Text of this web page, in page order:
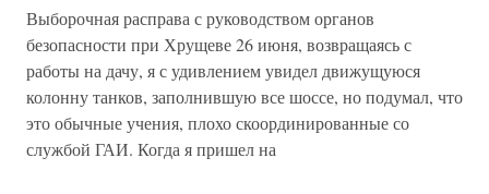
Выборочная расправа с руководством органов
безопасности при Хрущеве 26 июня, возвращаясь с
работы на дачу, я с удивлением увидел движущуюся
колонну танков, заполнившую все шоссе, но подумал, что
это обычные учения, плохо скоординированные со
службой ГАИ. Когда я пришел на